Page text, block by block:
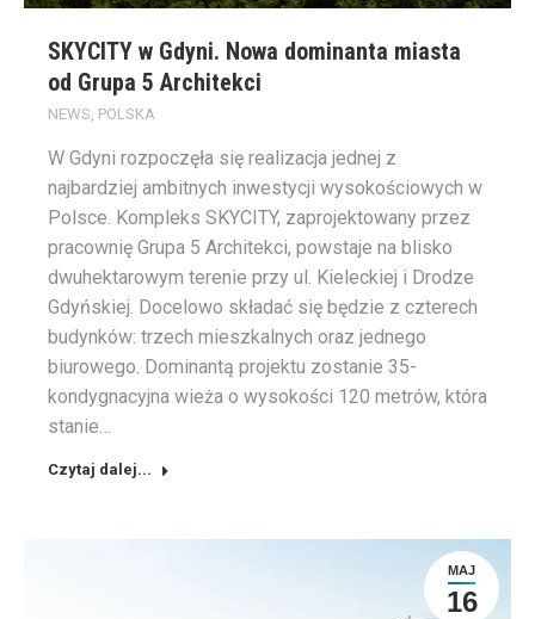
SKYCITY w Gdyni. Nowa dominanta miasta
od Grupa 5 Architekci
NEWS, POLSKA
W Gdyni rozpoczęła się realizacja jednej z
najbardziej ambitnych inwestycji wysokościowych w
Polsce. Kompleks SKYCITY, zaprojektowany przez
pracownię Grupa 5 Architekci, powstaje na blisko
dwuhektarowym terenie przy ul. Kieleckiej i Drodze
Gdyńskiej. Docelowo składać się będzie z czterech
budynków: trzech mieszkalnych oraz jednego
biurowego. Dominantą projektu zostanie 35-
kondygnacyjna wieża o wysokości 120 metrów, która
stanie…
Czytaj dalej...
MAJ
16